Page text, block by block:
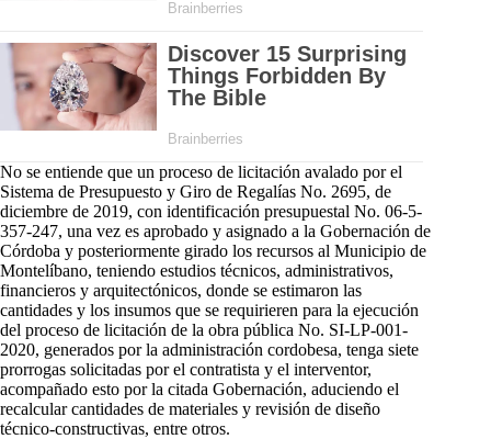
No se entiende que un proceso de licitación avalado por el
Sistema de Presupuesto y Giro de Regalías No. 2695, de
diciembre de 2019, con identificación presupuestal No. 06-5-
357-247, una vez es aprobado y asignado a la Gobernación de
Córdoba y posteriormente girado los recursos al Municipio de
Montelíbano, teniendo estudios técnicos, administrativos,
financieros y arquitectónicos, donde se estimaron las
cantidades y los insumos que se requirieren para la ejecución
del proceso de licitación de la obra pública No. SI-LP-001-
2020, generados por la administración cordobesa, tenga siete
prorrogas solicitadas por el contratista y el interventor,
acompañado esto por la citada Gobernación, aduciendo el
recalcular cantidades de materiales y revisión de diseño
técnico-constructivas, entre otros.